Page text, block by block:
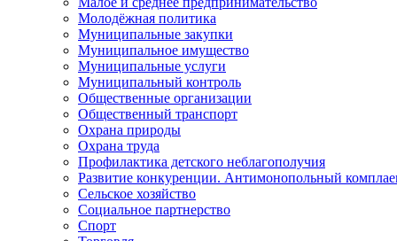
Молодёжная политика
Муниципальные закупки
Муниципальное имущество
Муниципальные услуги
Муниципальный контроль
Общественные организации
Общественный транспорт
Охрана природы
Охрана труда
Профилактика детского неблагополучия
Развитие конкуренции. Антимонопольный
Сельское хозяйство
Социальное партнерство
Спорт